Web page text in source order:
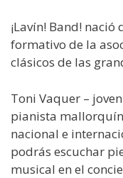
¡Lavín! Band!
formativo de la
clásicos de las
Toni Vaquer –
pianista
nacional e
podrás escuchar
musical en el